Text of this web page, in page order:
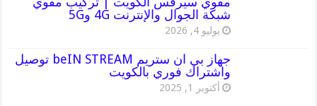
شبكة الجوال والإنترنت 4G و5G
يوليو 4, 2026
جهاز بي ان ستريم beIN STREAM توصيل
واشتراك فوري بالكويت
أكتوبر 1, 2025